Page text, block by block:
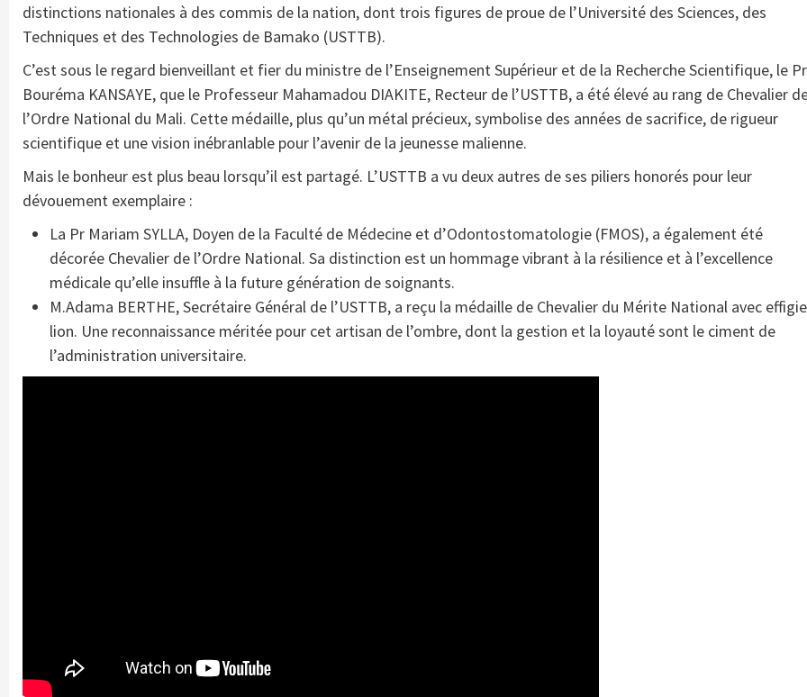
distinctions nationales à des commis de la nation, dont trois figures de proue de l’Université des Sciences, des
Techniques et des Technologies de Bamako (USTTB).
C’est sous le regard bienveillant et fier du ministre de l’Enseignement Supérieur et de la Recherche Scientifique, le Pr
Bouréma KANSAYE, que le Professeur Mahamadou DIAKITE, Recteur de l’USTTB, a été élevé au rang de Chevalier
l’Ordre National du Mali. Cette médaille, plus qu’un métal précieux, symbolise des années de sacrifice, de rigueur
scientifique et une vision inébranlable pour l’avenir de la jeunesse malienne.
Mais le bonheur est plus beau lorsqu’il est partagé. L’USTTB a vu deux autres de ses piliers honorés pour leur
dévouement exemplaire :
La Pr Mariam SYLLA, Doyen de la Faculté de Médecine et d’Odontostomatologie (FMOS), a également été
décorée Chevalier de l’Ordre National. Sa distinction est un hommage vibrant à la résilience et à l’excellence
médicale qu’elle insuffle à la future génération de soignants.
M.Adama BERTHE, Secrétaire Général de l’USTTB, a reçu la médaille de Chevalier du Mérite National avec effigie
lion. Une reconnaissance méritée pour cet artisan de l’ombre, dont la gestion et la loyauté sont le ciment de
l’administration universitaire.